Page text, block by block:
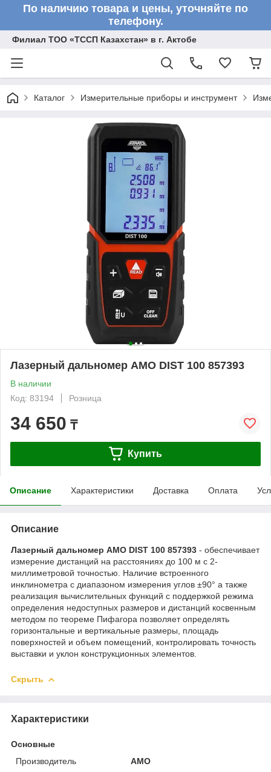
По наличию товара и цены, уточняйте по
телефону.
Филиал ТОО «ТССП Казахстан» в г. Актобе
Каталог Измерительные приборы и инструмент
Лазерный дальномер AMO DIST 100 857393
В наличии
Код: 83194
Розница
34 650 ₸
Купить
Описание Характеристики Доставка Оплата
Описание
Лазерный дальномер AMO DIST 100 857393 - обеспечивает
измерение дистанций на расстояниях до 100 м с 2-
миллиметровой точностью. Наличие встроенного
инклинометра с диапазоном измерения углов ±90° а также
реализация вычислительных функций с поддержкой режима
определения недоступных размеров и дистанций косвенным
методом по теореме Пифагора позволяет определять
горизонтальные и вертикальные размеры, площадь
поверхностей и объем помещений, контролировать точность
выставки и уклон конструкционных элементов.
Скрыть
Характеристики
Основные
Производитель
AMO